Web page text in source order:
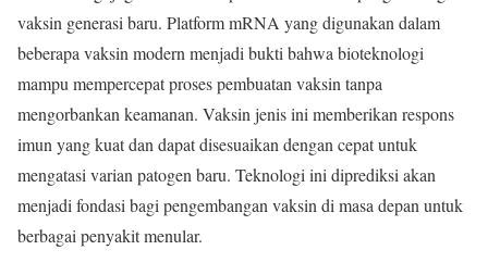
vaksin generasi baru. Platform mRNA yang digunakan dalam
beberapa vaksin modern menjadi bukti bahwa bioteknologi
mampu mempercepat proses pembuatan vaksin tanpa
mengorbankan keamanan. Vaksin jenis ini memberikan respons
imun yang kuat dan dapat disesuaikan dengan cepat untuk
mengatasi varian patogen baru. Teknologi ini diprediksi akan
menjadi fondasi bagi pengembangan vaksin di masa depan untuk
berbagai penyakit menular.